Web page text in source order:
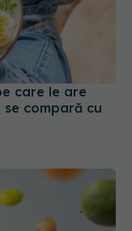
care le are
compară cu